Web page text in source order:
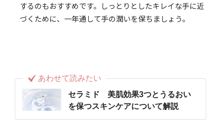
するのもおすすめです。しっとりとしたキレイな手に近
づくために、一年通して手の潤いを保ちましょう。
あわせて読みたい
セラミド 美肌効果3つとうるおい
を保つスキンケアについて解説